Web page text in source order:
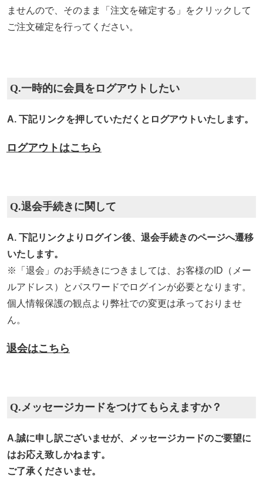
ませんので、そのまま「注文を確定する」をクリックして
ご注文確定を行ってください。
Q.一時的に会員をログアウトしたい
A. 下記リンクを押していただくとログアウトいたします。
ログアウトはこちら
Q.退会手続きに関して
A. 下記リンクよりログイン後、退会手続きのページへ遷移
いたします。
※「退会」のお手続きにつきましては、お客様のID（メー
ルアドレス）とパスワードでログインが必要となります。
個人情報保護の観点より弊社での変更は承っておりませ
ん。
退会はこちら
Q.メッセージカードをつけてもらえますか？
A.誠に申し訳ございませが、メッセージカードのご要望に
はお応え致しかねます。
ご了承くださいませ。